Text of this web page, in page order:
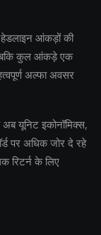
हेडलाइन आंकड़ों की
कुल आंकड़े एक
अल्फा अवसर
यूनिट इकोनॉमिक्स,
पर अधिक जोर दे रहे
रिटर्न के लिए